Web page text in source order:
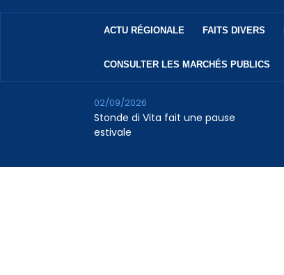
ACTU RÉGIONALE FAITS DIVERS
CONSULTER LES MARCHÉS PUBLICS
Stonde di Vita fait une pause
estivale
02/09/2026